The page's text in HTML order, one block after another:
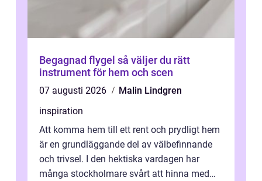
Begagnad flygel så väljer du rätt
instrument för hem och scen
07 augusti 2026
Malin Lindgren
inspiration
Att komma hem till ett rent och prydligt hem
är en grundläggande del av välbefinnande
och trivsel. I den hektiska vardagen har
många stockholmare svårt att hinna med